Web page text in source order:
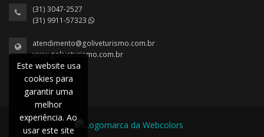
(31) 3047-2527
(31) 9911-57323
atendimento@goliveturismo.com.br
www.goliveturismo.com.br
Este website usa
cookies para
garantir uma
melhor
experiência. Ao
usar este site